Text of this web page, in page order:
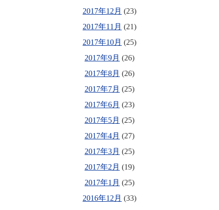
2017年12月 (23)
2017年11月 (21)
2017年10月 (25)
2017年9月 (26)
2017年8月 (26)
2017年7月 (25)
2017年6月 (23)
2017年5月 (25)
2017年4月 (27)
2017年3月 (25)
2017年2月 (19)
2017年1月 (25)
2016年12月 (33)